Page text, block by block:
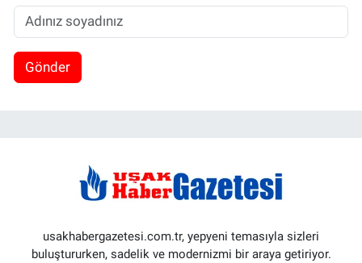
Gönder
usakhabergazetesi.com.tr, yepyeni temasıyla sizleri
buluştururken, sadelik ve modernizmi bir araya getiriyor.